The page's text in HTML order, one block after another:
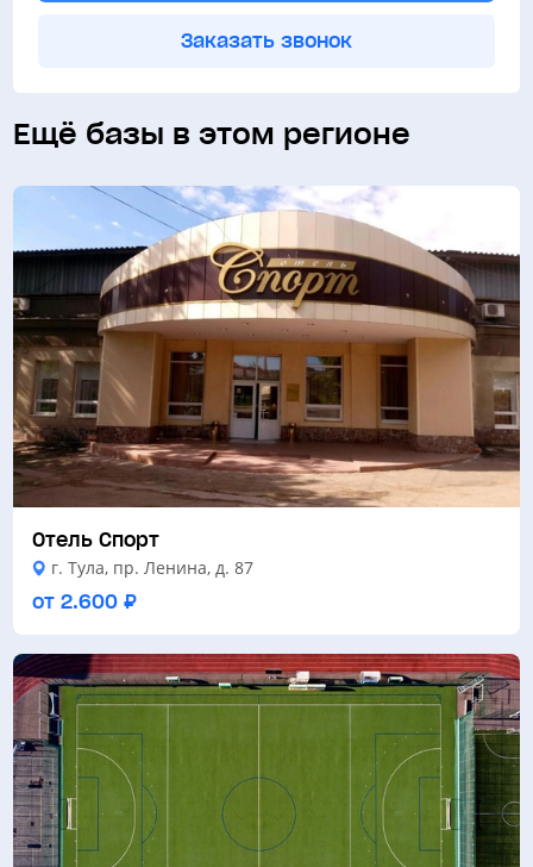
Заказать звонок
Ещё базы в этом регионе
Отель Спорт
г. Тула, пр. Ленина, д. 87
от 2.600 ₽